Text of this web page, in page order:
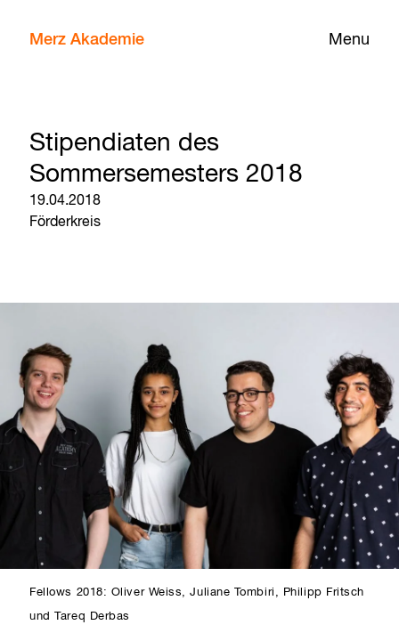
Menu
Merz Akademie
Stipendiaten des
Sommersemesters 2018
19.04.2018
Förderkreis
Fellows 2018: Oliver Weiss, Juliane Tombiri, Philipp Fritsch
und Tareq Derbas